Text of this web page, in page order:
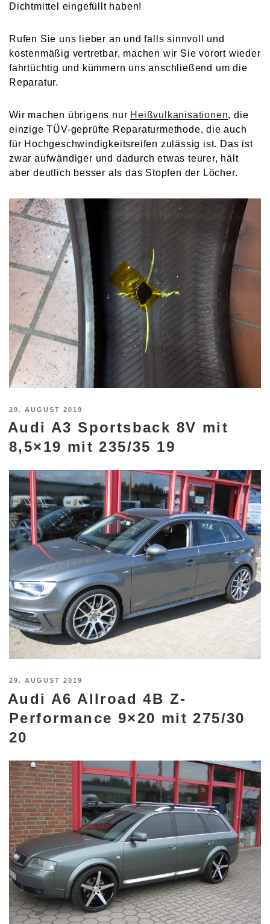
Dichtmittel eingefüllt haben!
Rufen Sie uns lieber an und falls sinnvoll und
kostenmäßig vertretbar, machen wir Sie vorort wieder
fahrtüchtig und kümmern uns anschließend um die
Reparatur.
Wir machen übrigens nur Heißvulkanisationen, die
einzige TÜV-geprüfte Reparaturmethode, die auch
für Hochgeschwindigkeitsreifen zulässig ist. Das ist
zwar aufwändiger und dadurch etwas teurer, hält
aber deutlich besser als das Stopfen der Löcher.
VERÖFFENTLICHT
AM
29. AUGUST 2019
Audi A3 Sportsback 8V mit
8,5×19 mit 235/35 19
VERÖFFENTLICHT
AM
29. AUGUST 2019
Audi A6 Allroad 4B Z-
Performance 9×20 mit 275/30
20